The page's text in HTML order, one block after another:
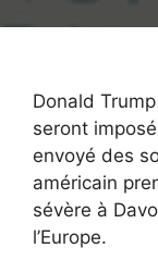
Donald
seront
envoyé des
américain
sévère à
l’Europe.